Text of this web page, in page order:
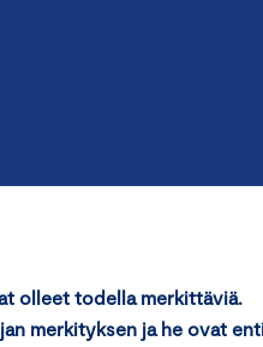
olleet todella merkittäviä.
merkityksen ja he ovat